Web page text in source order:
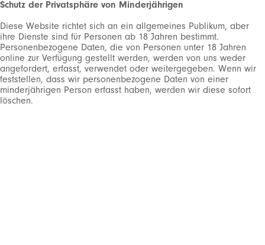
Schutz der Privatsphäre von Minderjährigen
Diese Website richtet sich an ein allgemeines Publikum, aber
ihre Dienste sind für Personen ab 18 Jahren bestimmt.
Personenbezogene Daten, die von Personen unter 18 Jahren
online zur Verfügung gestellt werden, werden von uns weder
angefordert, erfasst, verwendet oder weitergegeben. Wenn wir
feststellen, dass wir personenbezogene Daten von einer
minderjährigen Person erfasst haben, werden wir diese sofort
löschen.